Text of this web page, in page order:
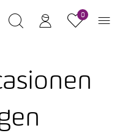
0